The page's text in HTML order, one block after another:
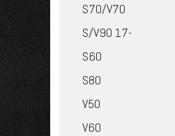
S70/V70
S/V90 17-
S60
S80
V50
V60